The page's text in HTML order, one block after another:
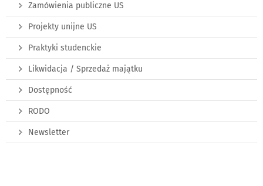
Zamówienia publiczne US
Projekty unijne US
Praktyki studenckie
Likwidacja / Sprzedaż majątku
Dostępność
RODO
Newsletter